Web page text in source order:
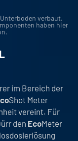
verbaut.
haben hier
im Bereich der
Shot Meter
vereint. Für
den EcoMeter